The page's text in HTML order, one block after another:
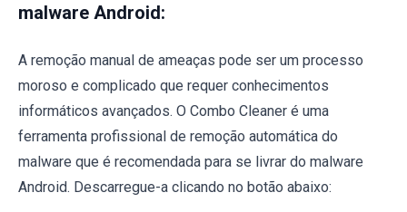
malware Android:
A remoção manual de ameaças pode ser um processo
moroso e complicado que requer conhecimentos
informáticos avançados. O Combo Cleaner é uma
ferramenta profissional de remoção automática do
malware que é recomendada para se livrar do malware
Android. Descarregue-a clicando no botão abaixo: